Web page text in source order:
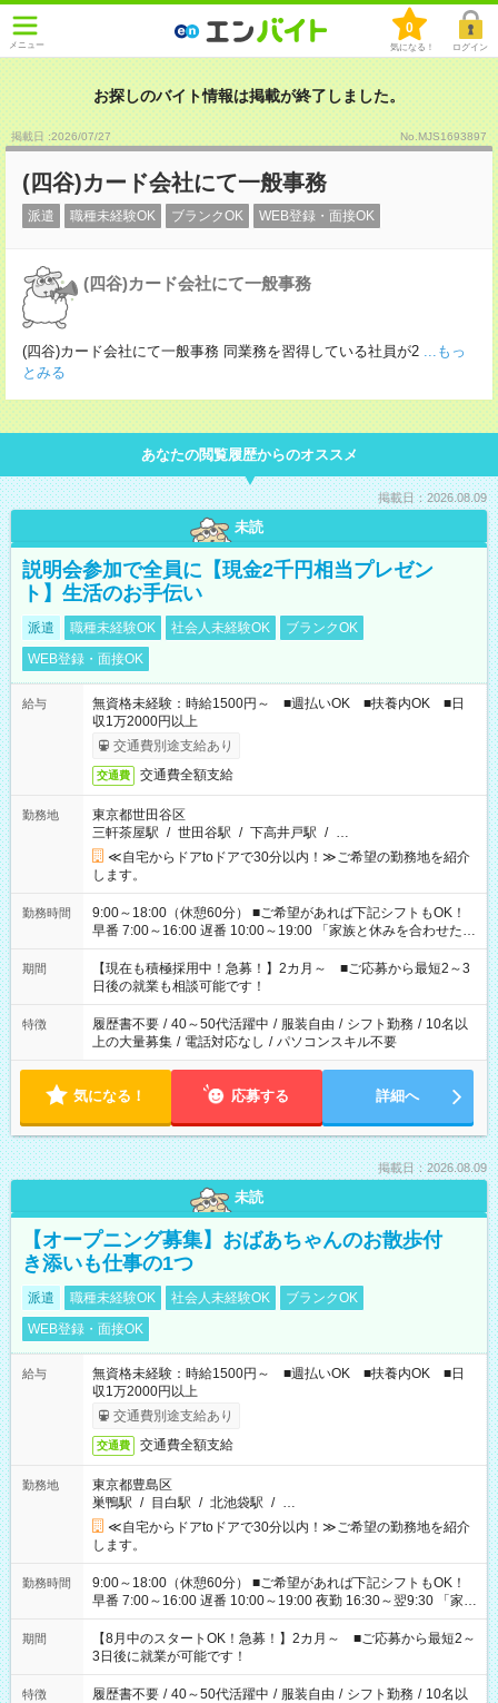
メニュー
0
気になる！ ログイン
お探しのバイト情報は掲載が終了しました。
掲載日 :2026/07/27 No.MJS1693897
(四谷)カード会社にて一般事務
派遣 職種未経験OK ブランクOK WEB登録・面接OK
(四谷)カード会社にて一般事務
(四谷)カード会社にて一般事務 同業務を習得している社員が2 ...もっ
とみる
あなたの閲覧履歴からのオススメ
掲載日：2026.08.09
未読
説明会参加で全員に【現金2千円相当プレゼン
ト】生活のお手伝い
派遣 職種未経験OK 社会人未経験OK
ブランクOK
WEB登録・面接OK
給与
無資格未経験：時給1500円～ ■週払いOK ■扶養内OK ■日
収1万2000円以上
交通費別途支給あり
交通費 交通費全額支給
勤務地
東京都世田谷区
三軒茶屋駅 / 世田谷駅 / 下高井戸駅 / …
≪自宅からドアtoドアで30分以内！≫ご希望の勤務地を紹介
します。
勤務時間
9:00～18:00（休憩60分） ■ご希望があれば下記シフトもOK！
早番 7:00～16:00 遅番 10:00～19:00 「家族と休みを合わせた
い」 「余裕を持って夕飯の準備がしたい」 「できれば残業はし
たくない」 など、ご希望を教えてくださいね。 ※Wワーク希望
の方へ 今ご覧のお仕事で希望する勤務時間と、もう1つのお仕事
の勤務時間。 合計で週40時間を超える場合は応募できません。
期間
【現在も積極採用中！急募！】2カ月～ ■ご応募から最短2～3
日後の就業も相談可能です！
特徴 履歴書不要 / 40～50代活躍中 / 服装自由 / シフト勤務 / 10名以
上の大量募集 / 電話対応なし / パソコンスキル不要
気になる！ 応募する 詳細へ
掲載日：2026.08.09
未読
【オープニング募集】おばあちゃんのお散歩付
き添いも仕事の1つ
派遣 職種未経験OK 社会人未経験OK
ブランクOK
WEB登録・面接OK
給与
無資格未経験：時給1500円～ ■週払いOK ■扶養内OK ■日
収1万2000円以上
交通費別途支給あり
交通費 交通費全額支給
勤務地
東京都豊島区
巣鴨駅 / 目白駅 / 北池袋駅 / …
≪自宅からドアtoドアで30分以内！≫ご希望の勤務地を紹介
します。
勤務時間
9:00～18:00（休憩60分） ■ご希望があれば下記シフトもOK！
早番 7:00～16:00 遅番 10:00～19:00 夜勤 16:30～翌9:30 「家族
と休みを合わせたい」 「余裕を持って夕飯の準備がしたい」
「できれば残業はしたくない」 など、ご希望を教えてください
ね。 ※Wワーク希望の方へ 今ご覧のお仕事で希望する勤務時間
と、もう1つのお仕事の勤務時間。 合計で週40時間を超える場
合は応募できません。
期間
【8月中のスタートOK！急募！】2カ月～ ■ご応募から最短2～
3日後に就業が可能です！
特徴 履歴書不要 / 40～50代活躍中 / 服装自由 / シフト勤務 / 10名以